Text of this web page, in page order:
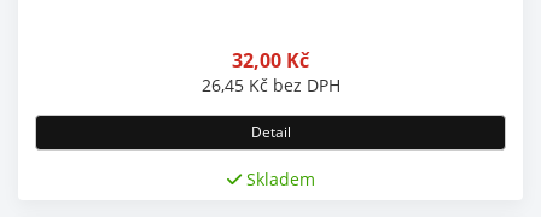
32,00 Kč
26,45 Kč bez DPH
Detail
Skladem